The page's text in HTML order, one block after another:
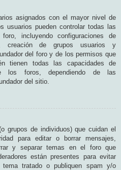
asignados con el mayor nivel de
usuarios pueden controlar todas las
incluyendo configuraciones de
creación de grupos usuarios y
del foro y de los permisos que
tienen todas las capacidades de
los foros, dependiendo de las
del sitio.
grupos de individuos) que cuidan el
para editar o borrar mensajes,
y separar temas en el foro que
están presentes para evitar
tratado o publiquen spam y/o